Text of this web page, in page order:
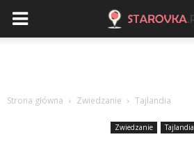
Strona główna Zwiedzanie Tajlandia
Zwiedzanie Tajlandia